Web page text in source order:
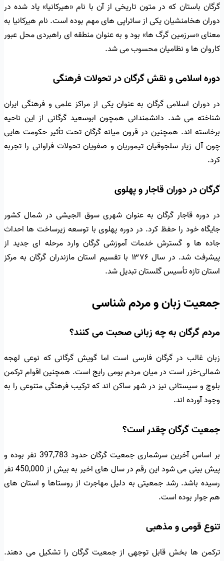
گرگان باستان که در متون تاریخی از آن با نام «هیرکانیا» یاد شده در
دوران هخامنشیان یکی از ساتراپی های مهم بوده است. نام هیرکانیا به
معنای «سرزمین گرگ ها» بود و به عنوان منطقه ای راهبردی محل عبور
کاروان ها و نظامیان محسوب می شد.
دوره اسلامی و نقش گرگان در تحولات فرهنگی
در دوران اسلامی گرگان به عنوان یکی از مراکز علمی و فرهنگی ایران
شناخته می شد. دانشمندانی همچون ابوسعید گرگانی از این ناحیه
برخاسته اند. همچنین در قرون میانه گرگان تحت تأثیر حکومت هایی
چون آل زیار سلجوقیان تیموریان و صفویان تحولات فراوانی را تجربه
کرد.
گرگان در دوران قاجار و پهلوی
در دوره قاجار گرگان به عنوان شهری سوق الجیشی در شمال کشور
جایگاه خود را حفظ کرد. در دوره پهلوی با توسعه زیرساخت ها احداث
جاده ها و گسترش خدمات آموزشی گرگان وارد مرحله ای جدید از
پیشرفت شد. در سال ۱۳۷۶ با تقسیم استان مازندران گرگان به مرکز
استان تازه تأسیس گلستان تبدیل شد.
جمعیت زبان و مردم شناسی
مردم گرگان به چه زبانی صحبت می کنند؟
زبان غالب در گرگان فارسی است اما گویش گرگانی که نوعی لهجه
شمالی-خزر است در میان مردم بومی رایج است. همچنین اقوام ترکمن
بلوچ و سیستانی نیز در شهر ساکن اند که ترکیب فرهنگی متنوعی را به
وجود آورده اند.
جمعیت گرگان چقدر است؟
بر اساس آخرین سرشماری جمعیت گرگان حدود 397,783 نفر بوده و
پیش بینی می شود این رقم در سال های اخیر به بیش از 450,000 نفر
رسیده باشد. رشد جمعیتی به دلیل مهاجرت از روستاها و استان های
هم جوار بوده است.
تنوع قومی و مذهبی
ترکمن ها بخش قابل توجهی از جمعیت گرگان را تشکیل می دهند.